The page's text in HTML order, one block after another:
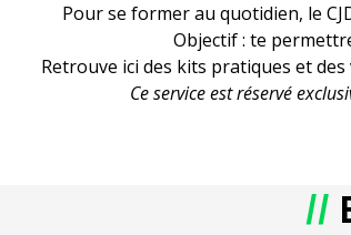
Pour se former au quotidien, le
Objectif : te
Retrouve ici des kits pratiques et
Ce service est réservé